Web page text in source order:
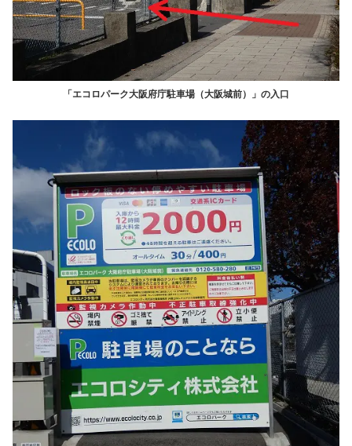
「エコロパーク大阪府庁駐車場（大阪城前）」の入口